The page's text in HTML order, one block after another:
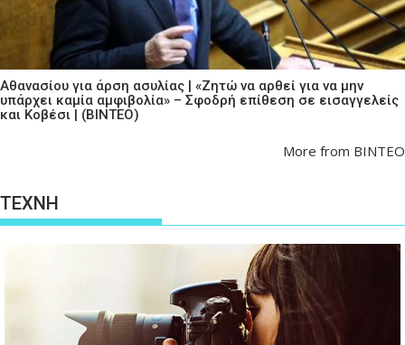
Αθανασίου για άρση ασυλίας | «Ζητώ να αρθεί για να μην
υπάρχει καμία αμφιβολία» – Σφοδρή επίθεση σε εισαγγελείς
και Κοβέσι | (ΒΙΝΤΕΟ)
More from ΒΙΝΤΕΟ
ΤΕΧΝΗ